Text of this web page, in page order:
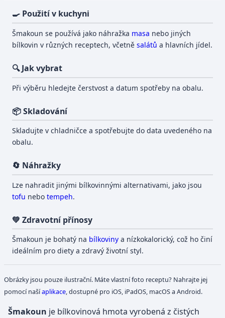
🍳 Použití v kuchyni
Šmakoun se používá jako náhražka masa nebo jiných
bílkovin v různých receptech, včetněsalátů a hlavních jídel.
🔍 Jak vybrat
Při výběru hledejte čerstvost a datum spotřeby na obalu.
📦 Skladování
Skladujte v chladničce a spotřebujte do data uvedeného na
obalu.
🔄 Náhražky
Lze nahradit jinými bílkovinnými alternativami, jako jsou
tofu nebotempeh.
💚 Zdravotní přínosy
Šmakoun je bohatý na bílkoviny a nízkokalorický, což ho činí
ideálním pro diety a zdravý životní styl.
Obrázky jsou pouze ilustrační. Máte vlastní foto receptu? Nahrajte jej
pomocí našíaplikace , dostupné pro iOS, iPadOS, macOS a Android.
Šmakoun je bílkovinová hmota vyrobená z čistých